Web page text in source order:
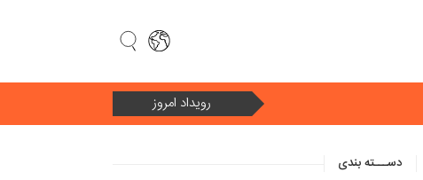
رویداد امروز
دســـته بندی